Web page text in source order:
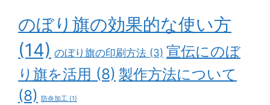
のぼり旗の効果的な使い方
(14) のぼり旗の印刷方法 (3) 宣伝にのぼ
り旗を活用 (8) 製作方法について
(8) 防炎加工 (1)